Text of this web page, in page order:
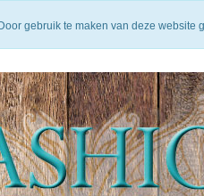
gebruik te maken van deze website